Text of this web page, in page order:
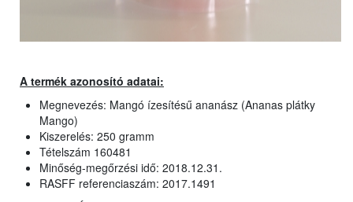
A termék azonosító adatai:
Megnevezés: Mangó ízesítésű ananász (Ananas plátky
Mango)
Kiszerelés: 250 gramm
Tételszám 160481
Minőség-megőrzési idő: 2018.12.31.
RASFF referenciaszám: 2017.1491